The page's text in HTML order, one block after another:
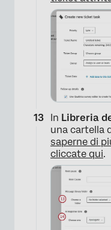
In Libreria
una cartella
saperne di
cliccate qui.